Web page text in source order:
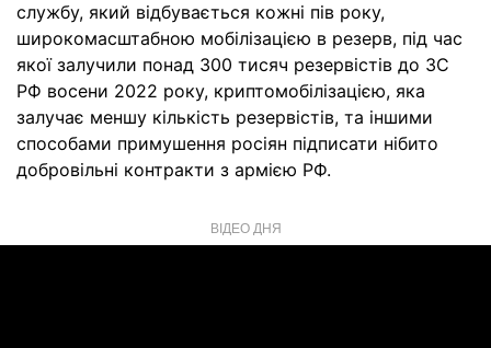
службу, який відбувається кожні пів року,
широкомасштабною мобілізацією в резерв, під час
якої залучили понад 300 тисяч резервістів до ЗС
РФ восени 2022 року, криптомобілізацією, яка
залучає меншу кількість резервістів, та іншими
способами примушення росіян підписати нібито
добровільні контракти з армією РФ.
ВІДЕО ДНЯ